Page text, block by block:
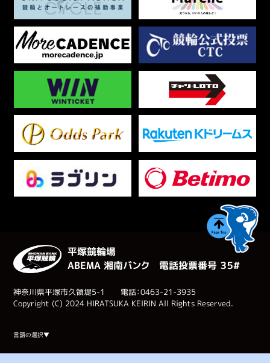
平塚競輪場
ABEMA 湘南バンク 電話投票番号 ３５#
神奈川県平塚市久領堤5-1 電話：0463-21-3935
Copyright (C) 2024 HIRATSUKA KEIRIN All Rights Reserved.
言語の選択▼
Select Language